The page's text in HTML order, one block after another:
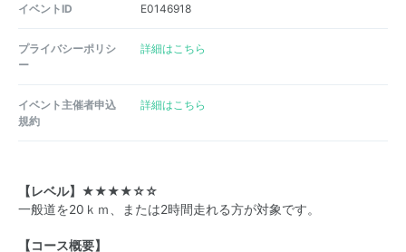
イベントID E0146918
プライバシーポリシ
ー
詳細はこちら
イベント主催者申込
規約
詳細はこちら
【レベル】★★★★☆☆
一般道を20ｋｍ、または2時間走れる方が対象です。
【コース概要】